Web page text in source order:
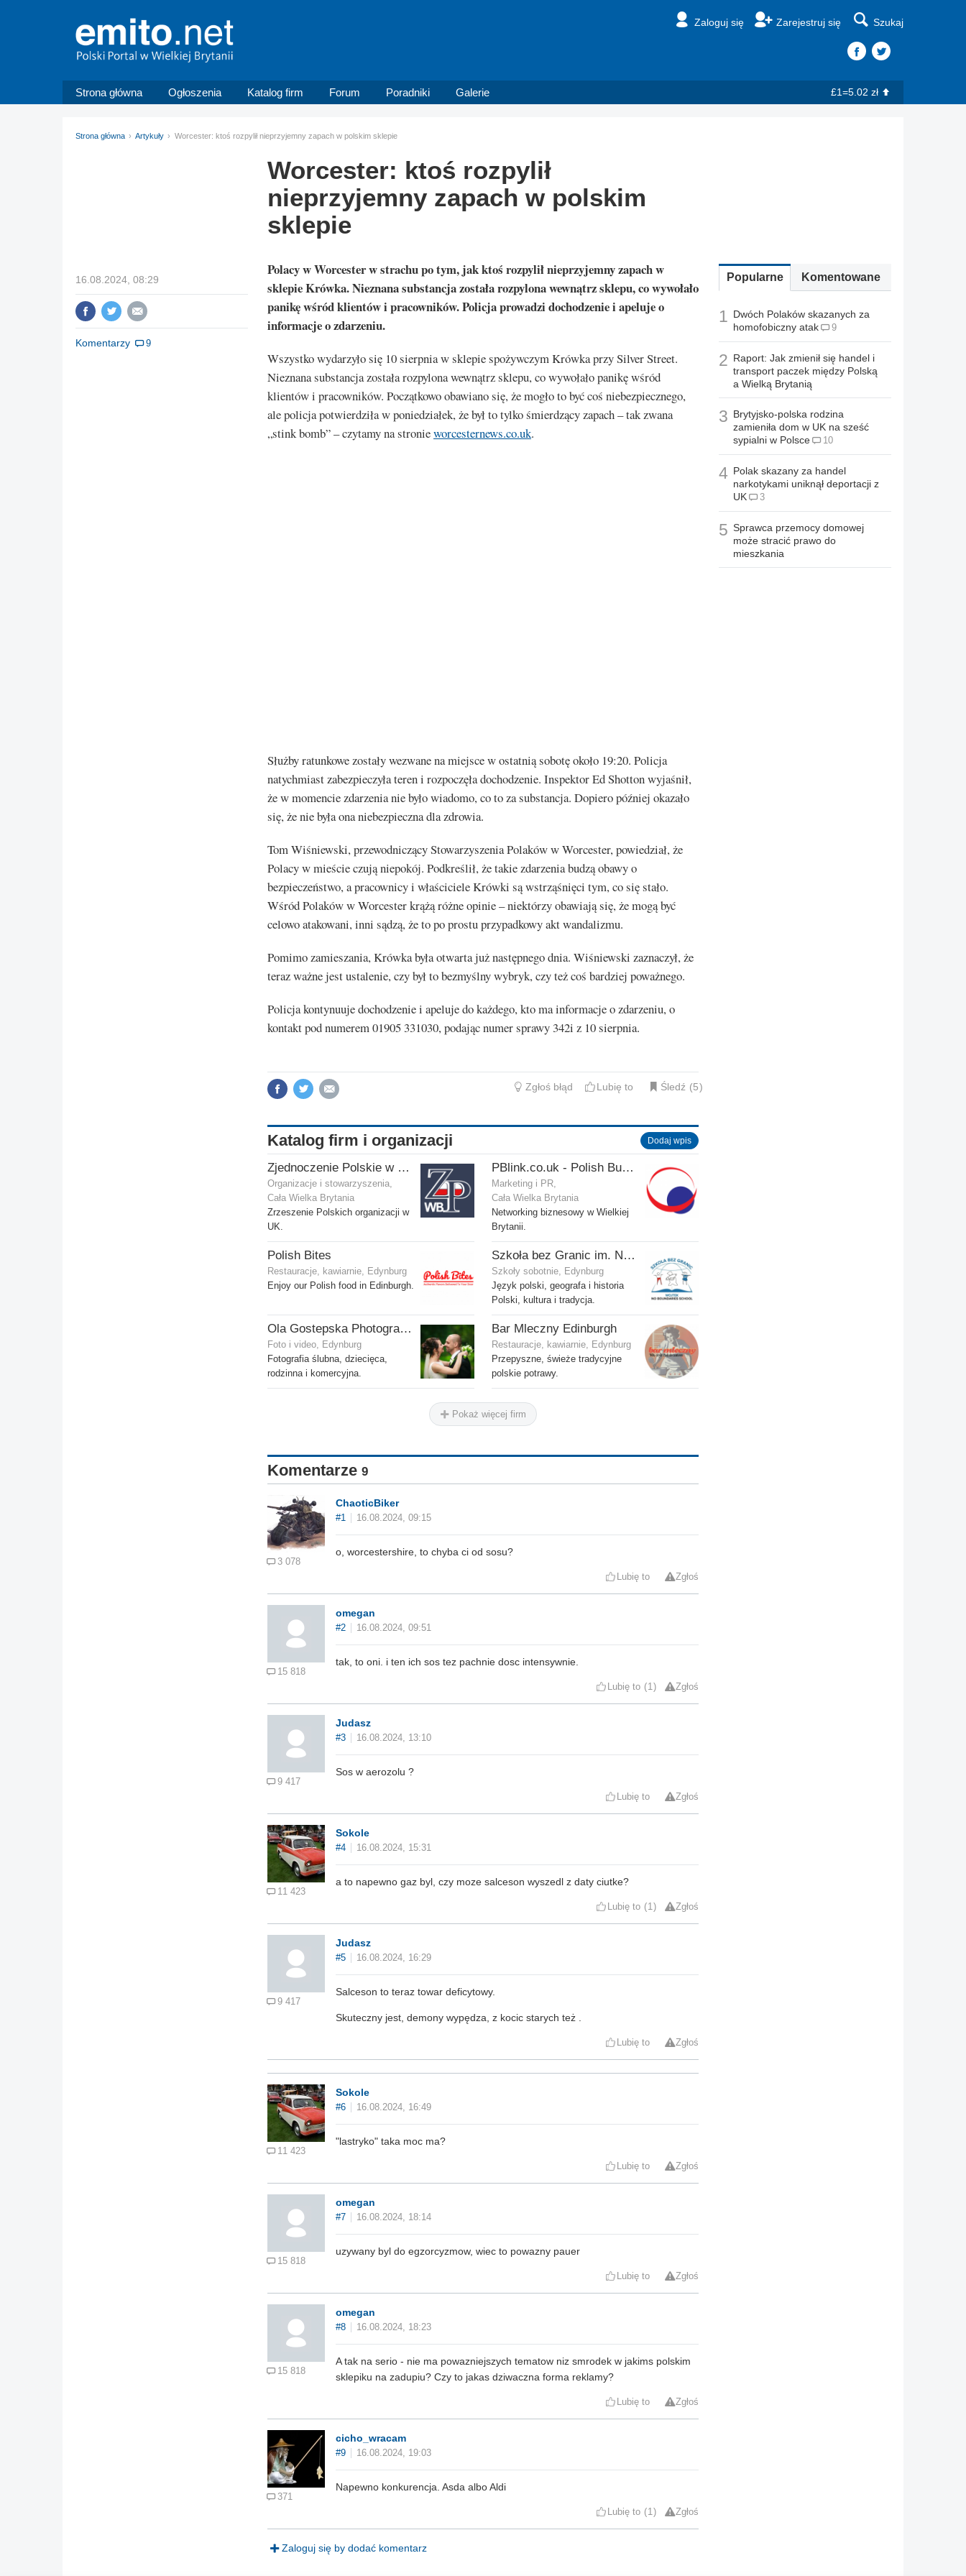
Zaloguj się Zarejestruj się Szukaj
Strona główna Ogłoszenia Katalog firm Forum Poradniki Galerie £1=5.02 zł
Strona główna Artykuły Worcester: ktoś rozpylił nieprzyjemny zapach w polskim sklepie
Worcester: ktoś rozpylił
nieprzyjemny zapach w polskim
sklepie
16.08.2024, 08:29
Komentarzy 9
Polacy w Worcester w strachu po tym, jak ktoś rozpylił nieprzyjemny zapach w
sklepie Krówka. Nieznana substancja została rozpylona wewnątrz sklepu, co wywołało
panikę wśród klientów i pracowników. Policja prowadzi dochodzenie i apeluje o
informacje o zdarzeniu.
Wszystko wydarzyło się 10 sierpnia w sklepie spożywczym Krówka przy Silver Street.
Nieznana substancja została rozpylona wewnątrz sklepu, co wywołało panikę wśród
klientów i pracowników. Początkowo obawiano się, że mogło to być coś niebezpiecznego,
ale policja potwierdziła w poniedziałek, że był to tylko śmierdzący zapach – tak zwana
„stink bomb” – czytamy na stronieworcesternews.co.uk.
Służby ratunkowe zostały wezwane na miejsce w ostatnią sobotę około 19:20. Policja
natychmiast zabezpieczyła teren i rozpoczęła dochodzenie. Inspektor Ed Shotton wyjaśnił,
że w momencie zdarzenia nie było wiadomo, co to za substancja. Dopiero później okazało
się, że nie była ona niebezpieczna dla zdrowia.
Tom Wiśniewski, przewodniczący Stowarzyszenia Polaków w Worcester, powiedział, że
Polacy w mieście czują niepokój. Podkreślił, że takie zdarzenia budzą obawy o
bezpieczeństwo, a pracownicy i właściciele Krówki są wstrząśnięci tym, co się stało.
Wśród Polaków w Worcester krążą różne opinie – niektórzy obawiają się, że mogą być
celowo atakowani, inni sądzą, że to po prostu przypadkowy akt wandalizmu.
Pomimo zamieszania, Krówka była otwarta już następnego dnia. Wiśniewski zaznaczył, że
teraz ważne jest ustalenie, czy był to bezmyślny wybryk, czy też coś bardziej poważnego.
Policja kontynuuje dochodzenie i apeluje do każdego, kto ma informacje o zdarzeniu, o
kontakt pod numerem 01905 331030, podając numer sprawy 342i z 10 sierpnia.
Popularne Komentowane
1 Dwóch Polaków skazanych za
homofobiczny atak
9
2 Raport: Jak zmienił się handel i
transport paczek między Polską
a Wielką Brytanią
3 Brytyjsko-polska rodzina
zamieniła dom w UK na sześć
sypialni w Polsce
10
4 Polak skazany za handel
narkotykami uniknął deportacji z
UK
3
5 Sprawca przemocy domowej
może stracić prawo do
mieszkania
Zgłoś błąd Lubię to Śledź 5
Katalog firm i organizacji Dodaj wpis
Zjednoczenie Polskie w Wielkiej Brytanii
Organizacje i stowarzyszenia,
Cała Wielka Brytania
Zrzeszenie Polskich organizacji w
UK.
PBlink.co.uk - Polish Business Link
Marketing i PR,
Cała Wielka Brytania
Networking biznesowy w Wielkiej
Brytanii.
Polish Bites
Restauracje, kawiarnie, Edynburg
Enjoy our Polish food in Edinburgh.
Szkoła bez Granic im. Niedźwiedzia Wojtka
Szkoły sobotnie, Edynburg
Język polski, geografa i historia
Polski, kultura i tradycja.
Ola Gostepska Photography
Foto i video, Edynburg
Fotografia ślubna, dziecięca,
rodzinna i komercyjna.
Bar Mleczny Edinburgh
Restauracje, kawiarnie, Edynburg
Przepyszne, świeże tradycyjne
polskie potrawy.
Pokaż więcej firm
Komentarze 9
3 078
ChaoticBiker
#1 16.08.2024, 09:15
o, worcestershire, to chyba ci od sosu?
Lubię to Zgłoś
15 818
omegan
#2 16.08.2024, 09:51
tak, to oni. i ten ich sos tez pachnie dosc intensywnie.
Lubię to 1 Zgłoś
9 417
Judasz
#3 16.08.2024, 13:10
Sos w aerozolu ?
Lubię to Zgłoś
11 423
Sokole
#4 16.08.2024, 15:31
a to napewno gaz byl, czy moze salceson wyszedl z daty ciutke?
Lubię to 1 Zgłoś
9 417
Judasz
#5 16.08.2024, 16:29
Salceson to teraz towar deficytowy.
Skuteczny jest, demony wypędza, z kocic starych też .
Lubię to Zgłoś
11 423
Sokole
#6 16.08.2024, 16:49
"lastryko" taka moc ma?
Lubię to Zgłoś
15 818
omegan
#7 16.08.2024, 18:14
uzywany byl do egzorcyzmow, wiec to powazny pauer
Lubię to Zgłoś
15 818
omegan
#8 16.08.2024, 18:23
A tak na serio - nie ma powazniejszych tematow niz smrodek w jakims polskim
sklepiku na zadupiu? Czy to jakas dziwaczna forma reklamy?
Lubię to Zgłoś
371
cicho_wracam
#9 16.08.2024, 19:03
Napewno konkurencja. Asda albo Aldi
Lubię to 1 Zgłoś
Zaloguj się by dodać komentarz